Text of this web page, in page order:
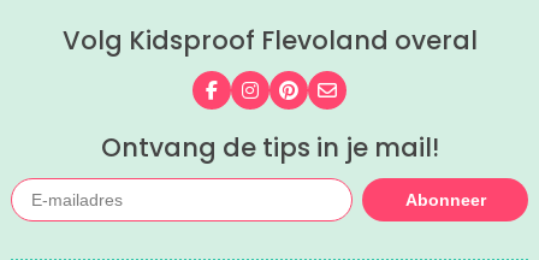
we zóveel zouden lachen. En het gaf
zelfvertrouwen.
Volg Kidsproof Flevoland overal
Volg ons op Facebook
Volg ons op Instagram
Volg ons op Pinterest
Mail ons
Ontvang de tips in je mail!
Abonneer